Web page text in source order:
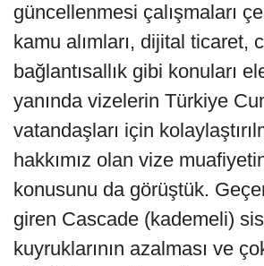
güncellenmesi çalışmaları
kamu alımları, dijital ticaret,
bağlantısallık gibi konuları
yanında vizelerin Türkiye
vatandaşları için
hakkımız olan vize
konusunu da görüştük.
giren Cascade (kademeli)
kuyruklarının azalması ve